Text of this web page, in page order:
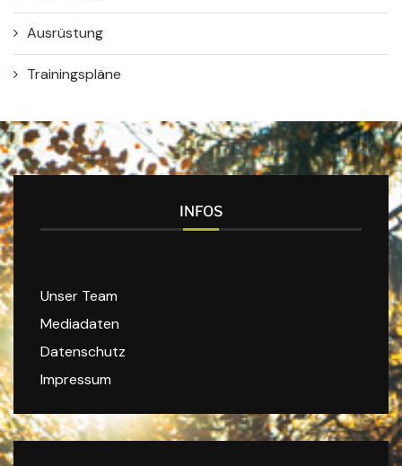
Ausrüstung
Trainingspläne
INFOS
Unser Team
Mediadaten
Datenschutz
Impressum